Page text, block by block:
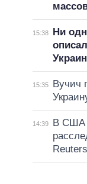
15:38
Ни
15:35
Вучич
14:39
В США
Reuters